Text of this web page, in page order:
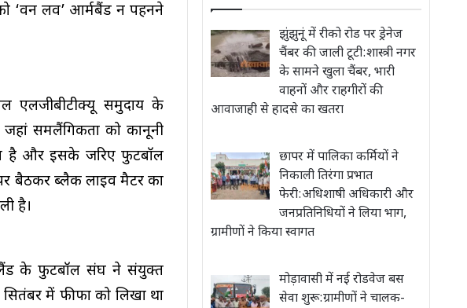
‘वन लव’ आर्मबैंड न पहनने
एलजीबीटीक्यू समुदाय के
समलैंगिकता को कानूनी
है और इसके जरिए फुटबॉल
बैठकर ब्लैक लाइव मैटर का
है।
के फुटबॉल संघ ने संयुक्त
में फीफा को लिखा था
झुंझुनूं में रीको रोड पर ड्रेनेज
चैंबर की जाली टूटी:शास्त्री नगर
के सामने खुला चैंबर, भारी
वाहनों और राहगीरों की
आवाजाही से हादसे का खतरा
छापर में पालिका कर्मियों ने
निकाली तिरंगा प्रभात
फेरी:अधिशाषी अधिकारी और
जनप्रतिनिधियों ने लिया भाग,
ग्रामीणों ने किया स्वागत
मोड़ावासी में नई रोडवेज बस
सेवा शुरू:ग्रामीणों ने चालक-